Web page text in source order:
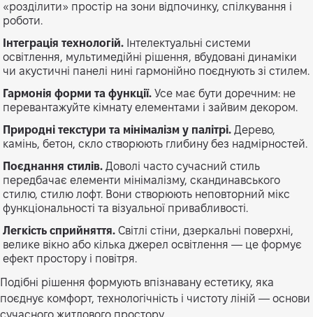
«розділити» простір на зони відпочинку, спілкування і
роботи.
Інтеграція технологій. Інтелектуальні системи
освітлення, мультимедійні рішення, вбудовані динаміки
чи акустичні панелі нині гармонійно поєднують зі стилем.
Гармонія форми та функції.Усе має бути доречним: не
перевантажуйте кімнату елементами і зайвим декором.
Природні текстури та мінімалізм у палітрі.Дерево,
камінь, бетон, скло створюють глибину без надмірностей.
Поєднання стилів.Доволі часто сучасний стиль
передбачає елементи мінімалізму, скандинавського
стилю, стилю лофт. Вони створюють неповторний мікс
функціональності та візуальної привабливості.
Легкість сприйняття.Світлі стіни, дзеркальні поверхні,
велике вікно або кілька джерел освітлення — це формує
ефект простору і повітря.
Подібні рішення формують впізнавану естетику, яка
поєднує комфорт, технологічність і чистоту ліній — основи
сучасного житлового простору.